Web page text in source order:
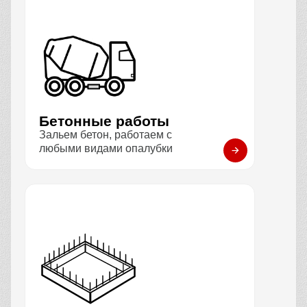
Бетонные работы
Зальем бетон, работаем с
любыми видами опалубки